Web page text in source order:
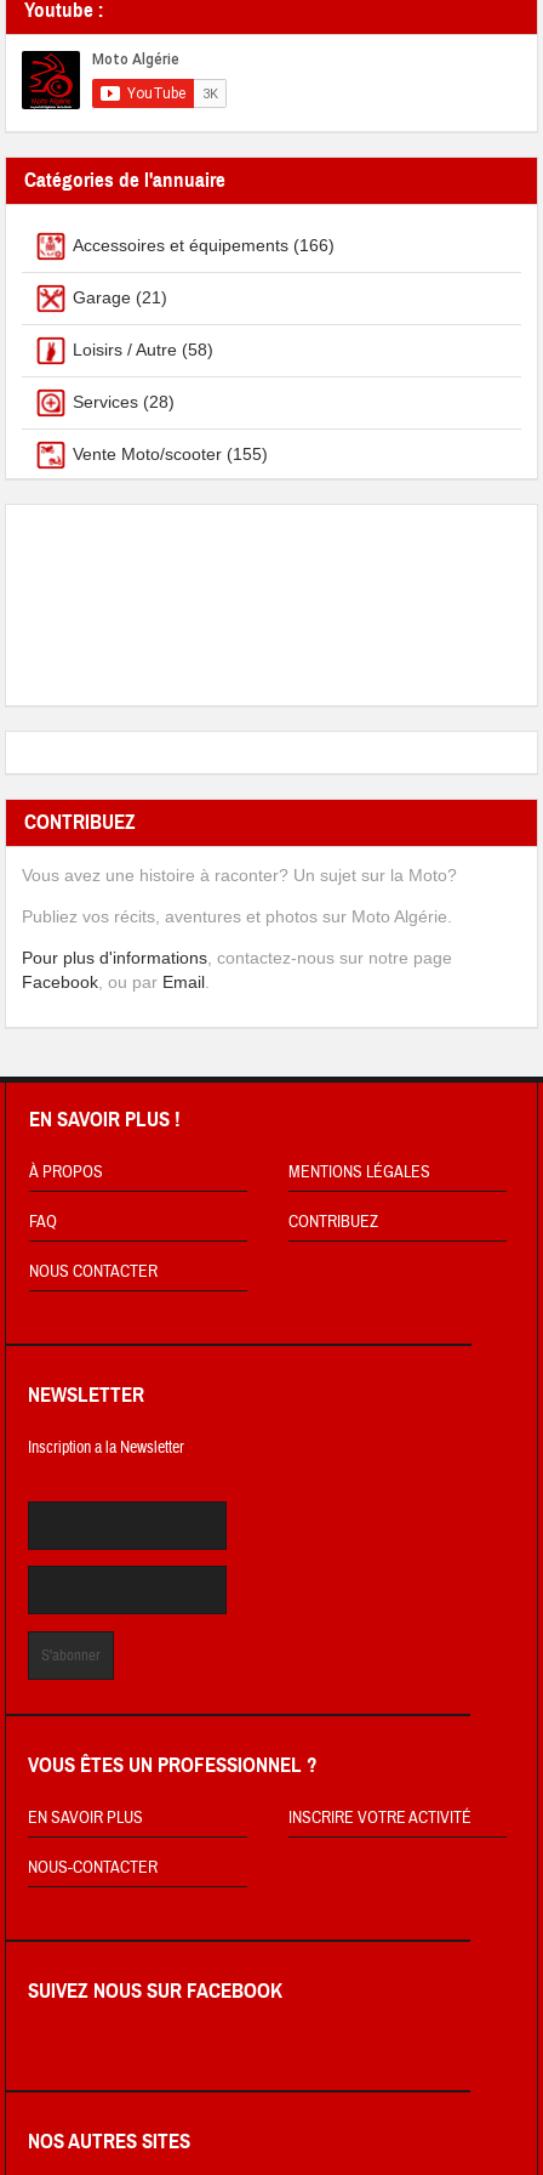
Youtube :
Catégories de l'annuaire
Accessoires et équipements (166)
Garage (21)
Loisirs / Autre (58)
Services (28)
Vente Moto/scooter (155)
CONTRIBUEZ
Vous avez une histoire à raconter? Un sujet sur la Moto?
Publiez vos récits, aventures et photos sur Moto Algérie.
Pour plus d'informations , contactez-nous sur notre page
Facebook , ou par Email
EN SAVOIR PLUS !
À PROPOS MENTIONS LÉGALES
FAQ CONTRIBUEZ
NOUS CONTACTER
NEWSLETTER
Inscription a la Newsletter
VOUS ÊTES UN PROFESSIONNEL ?
EN SAVOIR PLUS INSCRIRE VOTRE ACTIVITÉ
NOUS-CONTACTER
SUIVEZ NOUS SUR FACEBOOK
NOS AUTRES SITES